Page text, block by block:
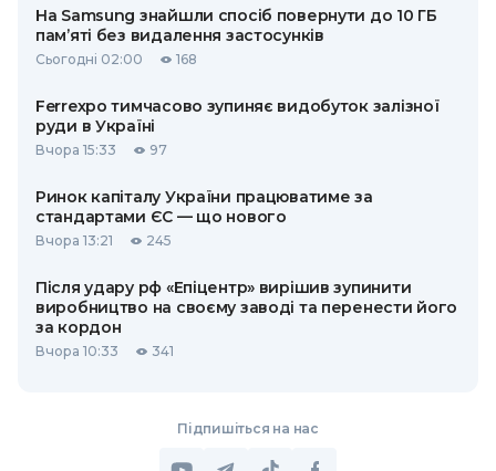
На Samsung знайшли спосіб повернути до 10 ГБ
пам’яті без видалення застосунків
Сьогодні 02:00 168
Ferrexpo тимчасово зупиняє видобуток залізної
руди в Україні
Вчора 15:33 97
Ринок капіталу України працюватиме за
стандартами ЄС — що нового
Вчора 13:21 245
Після удару рф «Епіцентр» вирішив зупинити
виробництво на своєму заводі та перенести його
за кордон
Вчора 10:33 341
Підпишіться на нас